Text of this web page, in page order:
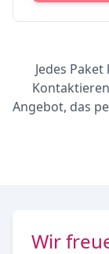
Jedes
Angebot, das
Wir